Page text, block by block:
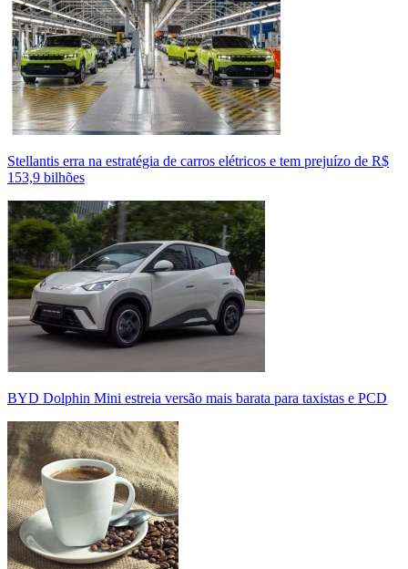
Stellantis erra na estratégia de carros elétricos e tem prejuízo de R$
153,9 bilhões
BYD Dolphin Mini estreia versão mais barata para taxistas e PCD